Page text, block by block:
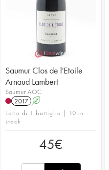
Saumur Clos de l'Etoile
Arnaud Lambert
Saumur AOC
2017 A
Lotto di 1 bottiglia | 10 in
stock
45€